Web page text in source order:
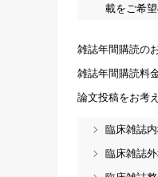
載をご希
雑誌年間購読の
雑誌年間購読料
論文投稿をお考
臨床雑誌
臨床雑誌